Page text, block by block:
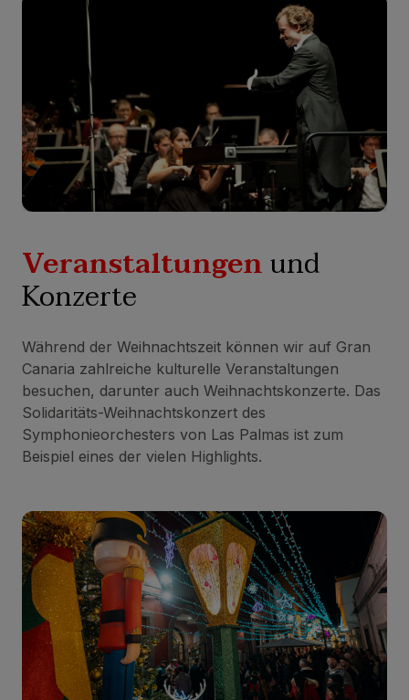
Veranstaltungenund
Konzerte
Während der Weihnachtszeit können wir auf Gran
Canaria zahlreiche kulturelle Veranstaltungen
besuchen, darunter auch Weihnachtskonzerte. Das
Solidaritäts-Weihnachtskonzert des
Symphonieorchesters von Las Palmas ist zum
Beispiel eines der vielen Highlights.